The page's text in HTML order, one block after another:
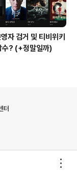
자 검거 및 티비위키
? (+정말일까)
터